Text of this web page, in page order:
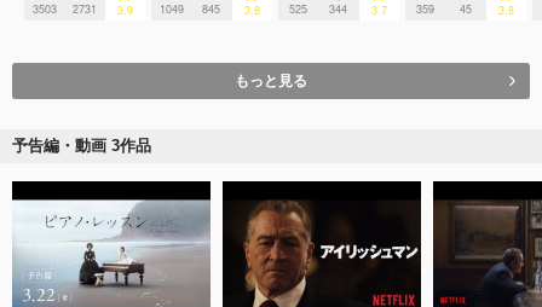
3503 2731 3.9 1049 845 3.8 525 344 3.7 359 45 3.8
もっと見る
予告編・動画 3作品